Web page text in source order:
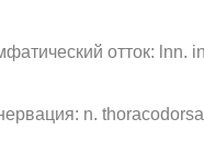
отток: lnn.
n.